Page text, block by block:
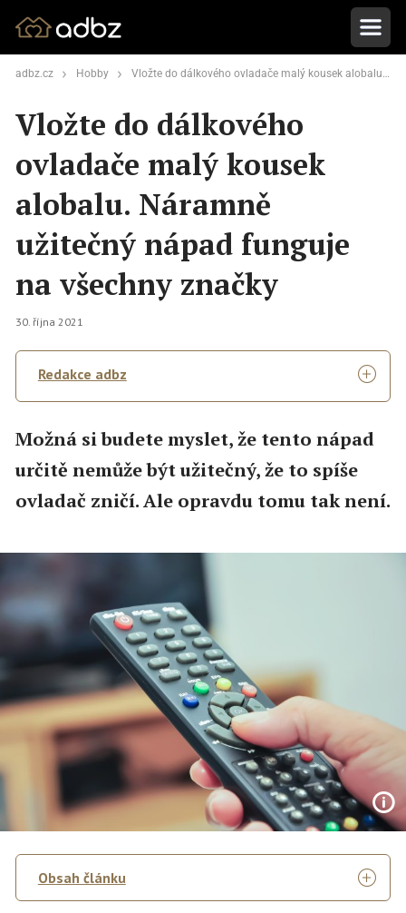
adbz.cz Hobby Vložte do dálkového ovladače malý kousek alobalu. Náramně užitečný nápad funguje na všechny značky
Vložte do dálkového
ovladače malý kousek
alobalu. Náramně
užitečný nápad funguje
na všechny značky
30. října 2021
Redakce adbz
Možná si budete myslet, že tento nápad
určitě nemůže být užitečný, že to spíše
ovladač zničí. Ale opravdu tomu tak není.
Obsah článku